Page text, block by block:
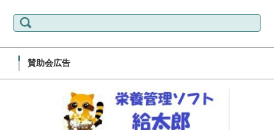
検索:
賛助会広告